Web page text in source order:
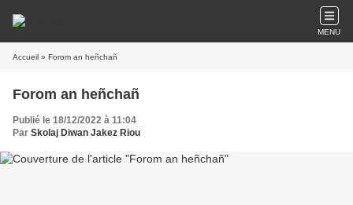
MENU
Accueil » Forom an heñchañ
Forom an heñchañ
Publié le 18/12/2022 à 11:04
Par Skolaj Diwan Jakez Riou